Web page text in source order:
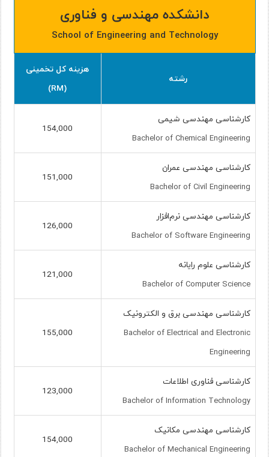
دانشکده مهندسی و فناوری
School of Engineering and Technology
رشته
هزینه کل تخمینی
(RM)
کارشناسی مهندسی شیمی
Bachelor of Chemical Engineering
154,000
کارشناسی مهندسی عمران
Bachelor of Civil Engineering
151,000
کارشناسی مهندسی نرم‌افزار
Bachelor of Software Engineering
126,000
کارشناسی علوم رایانه
Bachelor of Computer Science
121,000
کارشناسی مهندسی برق و الکترونیک
Bachelor of Electrical and Electronic
Engineering
155,000
کارشناسی فناوری اطلاعات
Bachelor of Information Technology
123,000
کارشناسی مهندسی مکانیک
Bachelor of Mechanical Engineering
154,000